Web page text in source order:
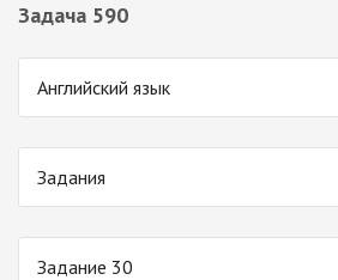
Задача 590
Английский язык
Задания
Задание 30